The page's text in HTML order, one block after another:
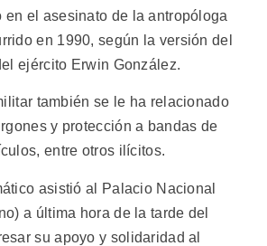
en el asesinato de la antropóloga
en 1990, según la versión del
ejército Erwin González.
también se le ha relacionado
y protección a bandas de
entre otros ilícitos.
asistió al Palacio Nacional
a última hora de la tarde del
su apoyo y solidaridad al